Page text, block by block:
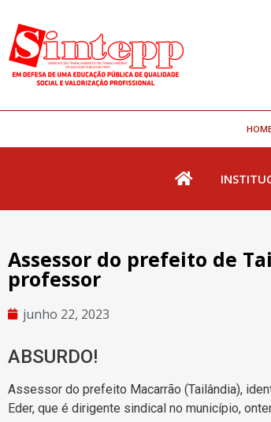
Assessor do prefeito de
professor
junho 22, 2023
ABSURDO!
Assessor do prefeito Macarrão (Tailândia),
Eder, que é dirigente sindical no município,